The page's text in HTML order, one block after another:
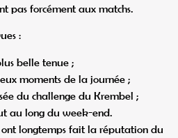
pas forcément aux matchs.
:
belle tenue ;
moments de la journée ;
du challenge du Krembel ;
au long du week-end.
ont longtemps fait la réputation du